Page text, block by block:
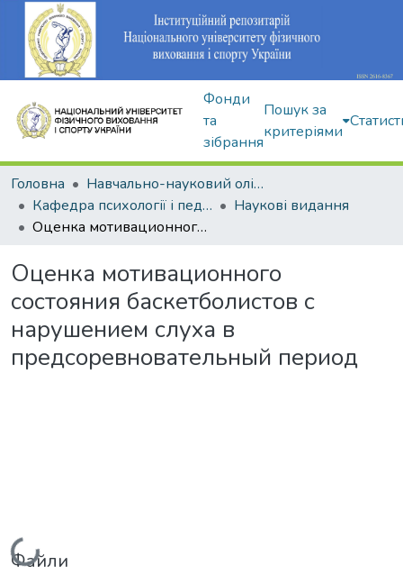
Фонди
та
зібрання
Пошук за
критеріями
Головна
Навчально-науковий олімпійський інститут
Кафедра психології і педагогіки
Наукові видання
Оценка мотивационного состояния баскетболистов с нарушением слуха в предсоревновательный период
Оценка мотивационного
состояния баскетболистов с
нарушением слуха в
предсоревновательный период
Вантажиться...
Файли